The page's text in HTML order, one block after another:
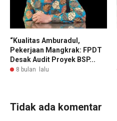
“Kualitas Amburadul,
Pekerjaan Mangkrak: FPDT
Desak Audit Proyek BSP...
8 bulan lalu
Tidak ada komentar